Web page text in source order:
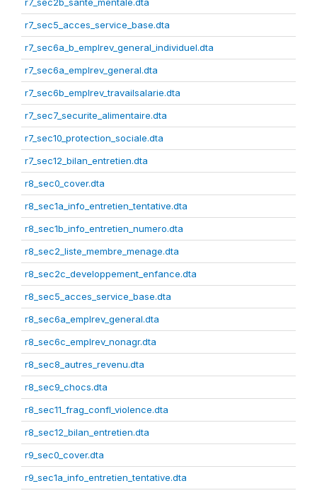
r7_sec5_acces_service_base.dta
r7_sec6a_b_emplrev_general_individuel.dta
r7_sec6a_emplrev_general.dta
r7_sec6b_emplrev_travailsalarie.dta
r7_sec7_securite_alimentaire.dta
r7_sec10_protection_sociale.dta
r7_sec12_bilan_entretien.dta
r8_sec0_cover.dta
r8_sec1a_info_entretien_tentative.dta
r8_sec1b_info_entretien_numero.dta
r8_sec2_liste_membre_menage.dta
r8_sec2c_developpement_enfance.dta
r8_sec5_acces_service_base.dta
r8_sec6a_emplrev_general.dta
r8_sec6c_emplrev_nonagr.dta
r8_sec8_autres_revenu.dta
r8_sec9_chocs.dta
r8_sec11_frag_confl_violence.dta
r8_sec12_bilan_entretien.dta
r9_sec0_cover.dta
r9_sec1a_info_entretien_tentative.dta